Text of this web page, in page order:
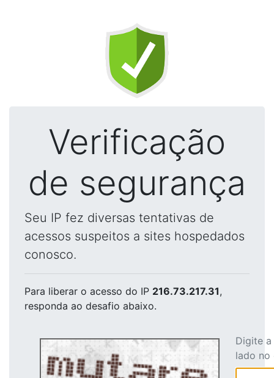
Verificação
de segurança
Seu IP fez diversas tentativas de
acessos suspeitos a sites hospedados
conosco.
Para liberar o acesso do IP 216.73.217.31,
responda ao desafio abaixo.
Digite
lado no